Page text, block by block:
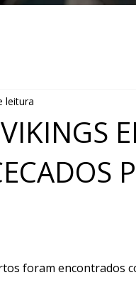
leitura
foram encontrados